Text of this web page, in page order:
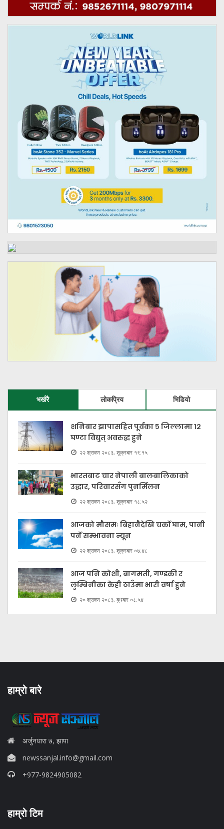
भर्खरै लोकप्रिय भिडियो
शनिबार झापासहित पूर्वका ५ जिल्लामा १२
घण्टा विद्युत् अवरुद्ध हुने
२२ श्रावण २०८३, शुक्रबार १९:१५
भारतबाट चार नेपाली बालबालिकाको
उद्धार, परिवारसँग पुनर्मिलन
२२ श्रावण २०८३, शुक्रबार १८:५२
आजको मौसमः बिहानैदेखि चर्को घाम, पानी
पर्ने सम्भावना न्यून
२२ श्रावण २०८३, शुक्रबार ०७:४८
आज पनि कोशी, बागमती, गण्डकी र
लुम्बिनीका केही ठाउँमा भारी वर्षा हुने
२० श्रावण २०८३, बुधबार ०८:५४
हाम्रो बारे
अर्जुनधारा ७, झापा
newssanjal.info@gmail.com
+977-9824905082
b88 slot
हाम्रो टिम